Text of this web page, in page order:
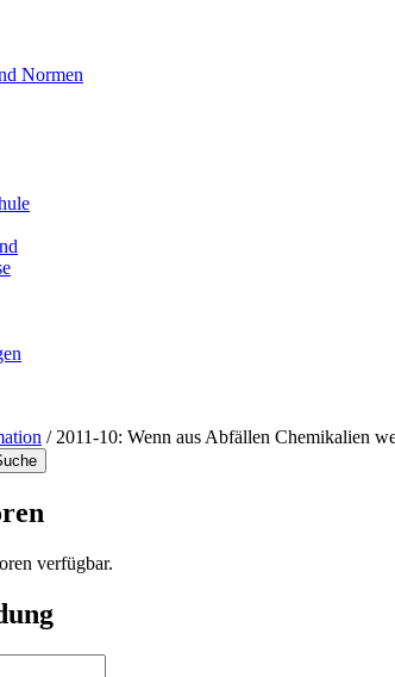
Normen
/ 2011-10: Wenn aus Abfällen Chemikalien
verfügbar.